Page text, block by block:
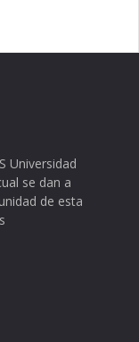
Universidad
se dan a
de esta